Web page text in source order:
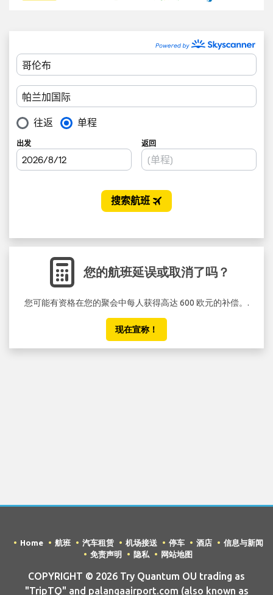
您的航班延误或取消了吗？
您可能有资格在您的聚会中每人获得高达 600 欧元的补偿。.
现在宣称！
Home 航班 汽车租赁 机场接送 停车 酒店
信息与新闻
免责声明
隐私 网站地图
COPYRIGHT © 2026 Try Quantum OU trading as
"TripTQ" and palangaairport.com (also known as